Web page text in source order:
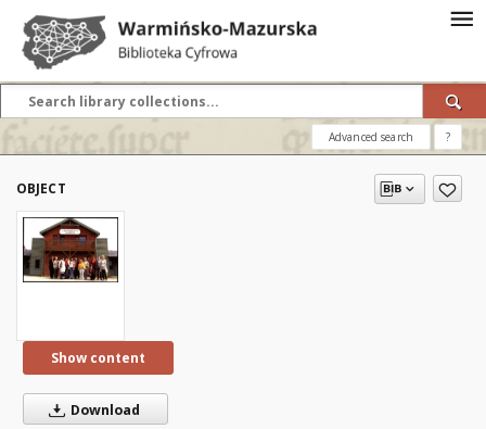
Advanced search ?
OBJECT
Show content
Download